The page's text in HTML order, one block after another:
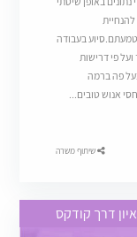
בעבודה
טובים...
שיתוף משרה
קודקס